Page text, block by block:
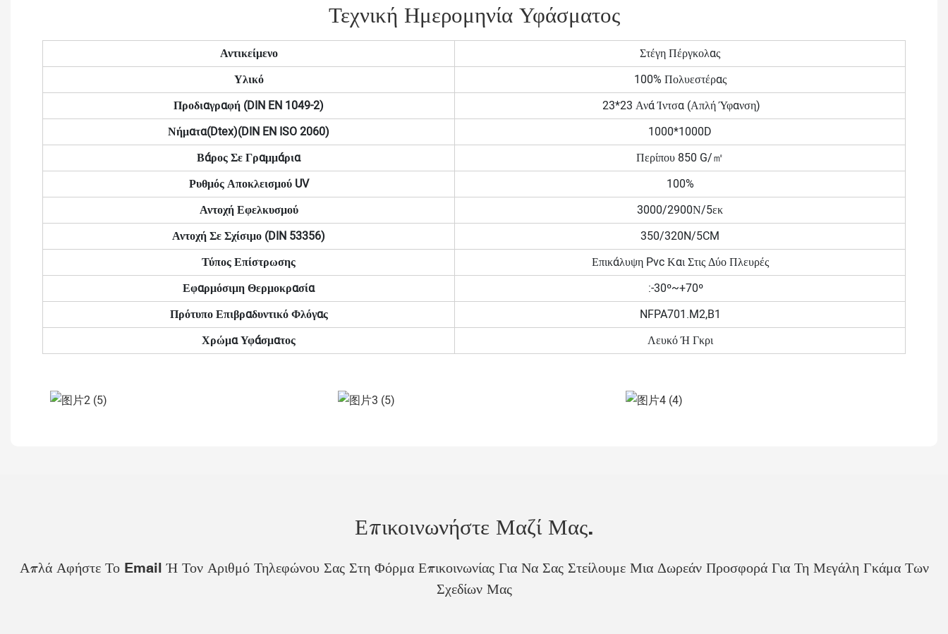
Τεχνική Ημερομηνία Υφάσματος
Αντικείμενο
Στέγη Πέργκολας
Υλικό
100% Πολυεστέρας
Προδιαγραφή (DIN EN 1049-2)
23*23 Ανά Ίντσα (απλή Ύφανση)
Νήματα(dtex)(DIN EN ISO 2060)
1000*1000D
Βάρος Σε Γραμμάρια
Περίπου 850 G/㎡
Ρυθμός Αποκλεισμού UV
100%
Αντοχή Εφελκυσμού
3000/2900Ν/5εκ
Αντοχή Σε Σχίσιμο (DIN 53356)
350/320N/5CM
Τύπος Επίστρωσης
Επικάλυψη Pvc Και Στις Δύο Πλευρές
Εφαρμόσιμη Θερμοκρασία
:-30º~+70º
Πρότυπο Επιβραδυντικό Φλόγας
NFPA701.M2,B1
Χρώμα Υφάσματος
Λευκό Ή Γκρι
Επικοινωνήστε Μαζί Μας.
Απλά Αφήστε Το Email Ή Τον Αριθμό Τηλεφώνου Σας Στη Φόρμα Επικοινωνίας Για Να Σας Στείλουμε Μια Δωρεάν Προσφορά Για Τη Μεγάλη Γκάμα Των
Σχεδίων Μας